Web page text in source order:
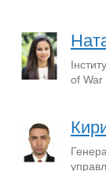
of War